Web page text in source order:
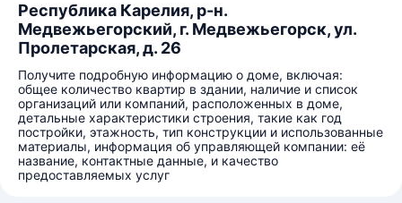
Республика Карелия, р-н.
Медвежьегорский, г. Медвежьегорск, ул.
Пролетарская, д. 26
Получите подробную информацию о доме, включая:
общее количество квартир в здании, наличие и список
организаций или компаний, расположенных в доме,
детальные характеристики строения, такие как год
постройки, этажность, тип конструкции и использованные
материалы, информация об управляющей компании: её
название, контактные данные, и качество
предоставляемых услуг